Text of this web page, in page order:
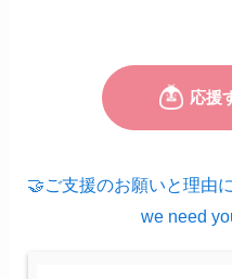
🤝ご支援のお願いと理由
we need